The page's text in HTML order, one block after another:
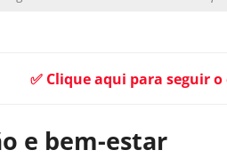
✅ Clique aqui para seguir
e bem-estar